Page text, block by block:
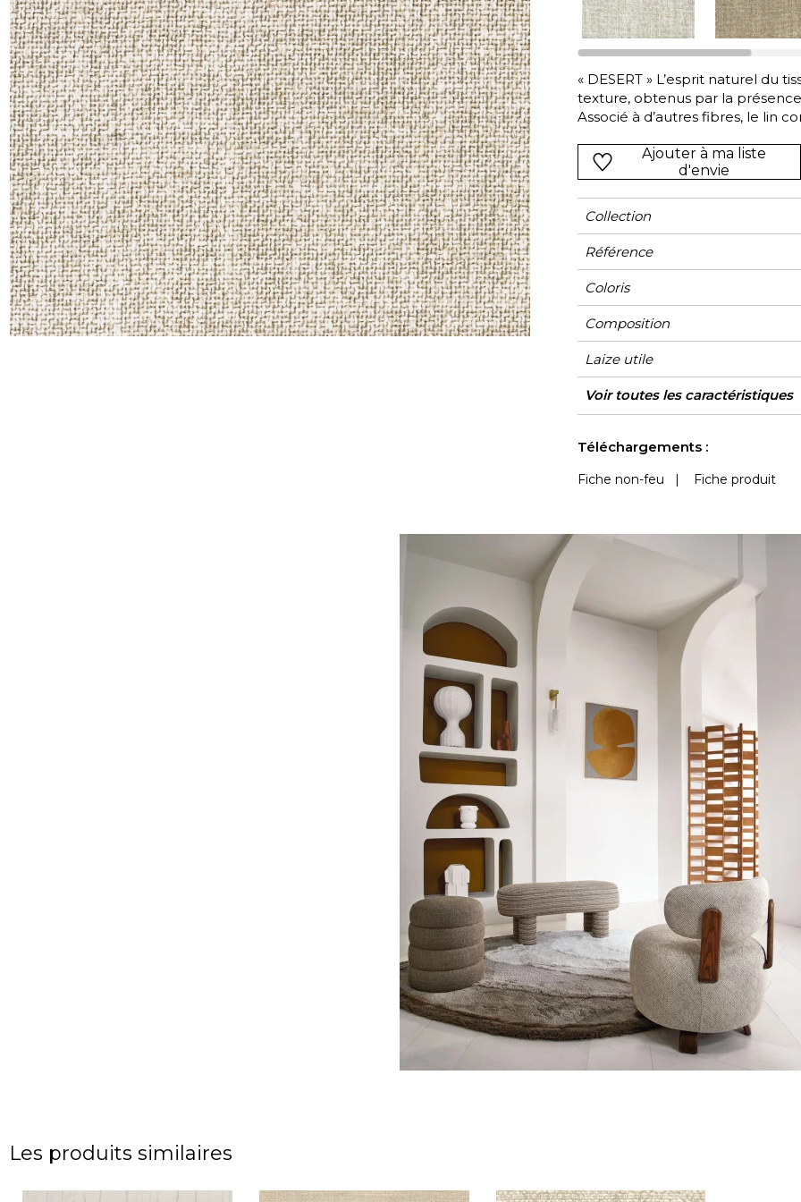
Satin
Soie
Velours
Rose
Rouge
Vert
Violet
« DESERT » L’esprit naturel du
texture, obtenus par la
Associé à d’autres fibres, le lin
Ajouter à ma liste
d'envie
Collection
Référence
Coloris
Composition
Laize utile
Raccord
Test Martindale
Usage
martindale
Siège à
Wyzenbeek
Sens
Poids g/m²
Performance
Accoustique
Usage
Entretien
Pays d'origine
Caractéristiques
Outdoor
Voir toutes les caractéristiques
Téléchargements :
Fiche non-feu Fiche produit
Les produits similaires